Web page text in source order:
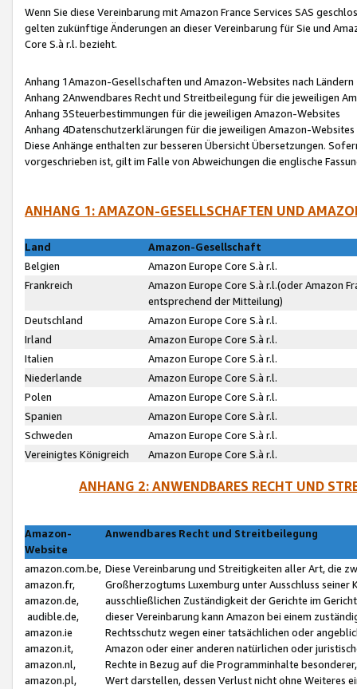
Wenn Sie diese Vereinbarung mit Amazon France Services SAS
gelten zukünftige Änderungen an dieser Vereinbarung für Sie und
Core S.à r.l. bezieht.
Anhang 1Amazon-Gesellschaften und Amazon-Websites nach Ländern
Anhang 2Anwendbares Recht und Streitbeilegung für die jeweiligen
Anhang 3Steuerbestimmungen für die jeweiligen Amazon-Websites
Anhang 4Datenschutzerklärungen für die jeweiligen Amazon-Websites
Diese Anhänge enthalten zur besseren Übersicht Übersetzungen.
vorgeschrieben ist, gilt im Falle von Abweichungen die englische
ANHANG 1: AMAZON-GESELLSCHAFTEN UND
Land
Amazon-Gesellschaft
Belgien
Amazon Europe Core S.à r.l.
Frankreich
Amazon Europe Core S.à r.l.(oder Amazon
entsprechend der Mitteilung)
Deutschland
Amazon Europe Core S.à r.l.
Irland
Amazon Europe Core S.à r.l.
Italien
Amazon Europe Core S.à r.l.
Niederlande
Amazon Europe Core S.à r.l.
Polen
Amazon Europe Core S.à r.l.
Spanien
Amazon Europe Core S.à r.l.
Schweden
Amazon Europe Core S.à r.l.
Vereinigtes Königreich
Amazon Europe Core S.à r.l.
ANHANG 2: ANWENDBARES RECHT UND
Amazon-
Website
Anwendbares Recht und Streitbeilegung
amazon.com.be,
amazon.fr,
amazon.de,
audible.de,
amazon.ie
amazon.it,
amazon.nl,
amazon.pl,
Diese Vereinbarung und Streitigkeiten aller Art, die
Großherzogtums Luxemburg unter Ausschluss
ausschließlichen Zuständigkeit der Gerichte im
dieser Vereinbarung kann Amazon bei einem
Rechtsschutz wegen einer tatsächlichen oder
Amazon oder einer anderen natürlichen oder
Rechte in Bezug auf die Programminhalte
Wert darstellen, dessen Verlust nicht ohne Weiteres